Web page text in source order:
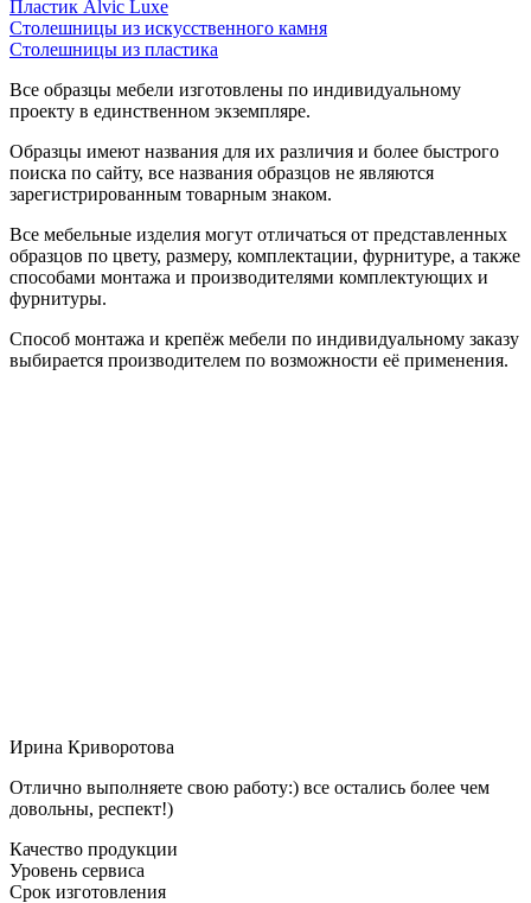
Пластик Alvic Luxe
Столешницы из искусственного камня
Столешницы из пластика
Все образцы мебели изготовлены по индивидуальному
проекту в единственном экземпляре.
Образцы имеют названия для их различия и более быстрого
поиска по сайту, все названия образцов не являются
зарегистрированным товарным знаком.
Все мебельные изделия могут отличаться от представленных
образцов по цвету, размеру, комплектации, фурнитуре, а также
способами монтажа и производителями комплектующих и
фурнитуры.
Способ монтажа и крепёж мебели по индивидуальному заказу
выбирается производителем по возможности её применения.
Ирина Криворотова
Отлично выполняете свою работу:) все остались более чем
довольны, респект!)
Качество продукции
Уровень сервиса
Срок изготовления